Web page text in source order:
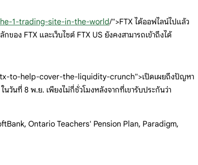
1-trading-site-in-the-world/">FTX ได้ออฟไลน์ไปแล้ว
อง FTX และเว็บไซต์ FTX US ยังคงสามารถเข้าถึงได้
to-help-cover-the-liquidity-crunch">เปิดเผยถึงปัญหา
8 พ.ย. เพียงไม่กี่ชั่วโมงหลังจากที่เขารับประกันว่า
Ontario Teachers' Pension Plan, Paradigm,